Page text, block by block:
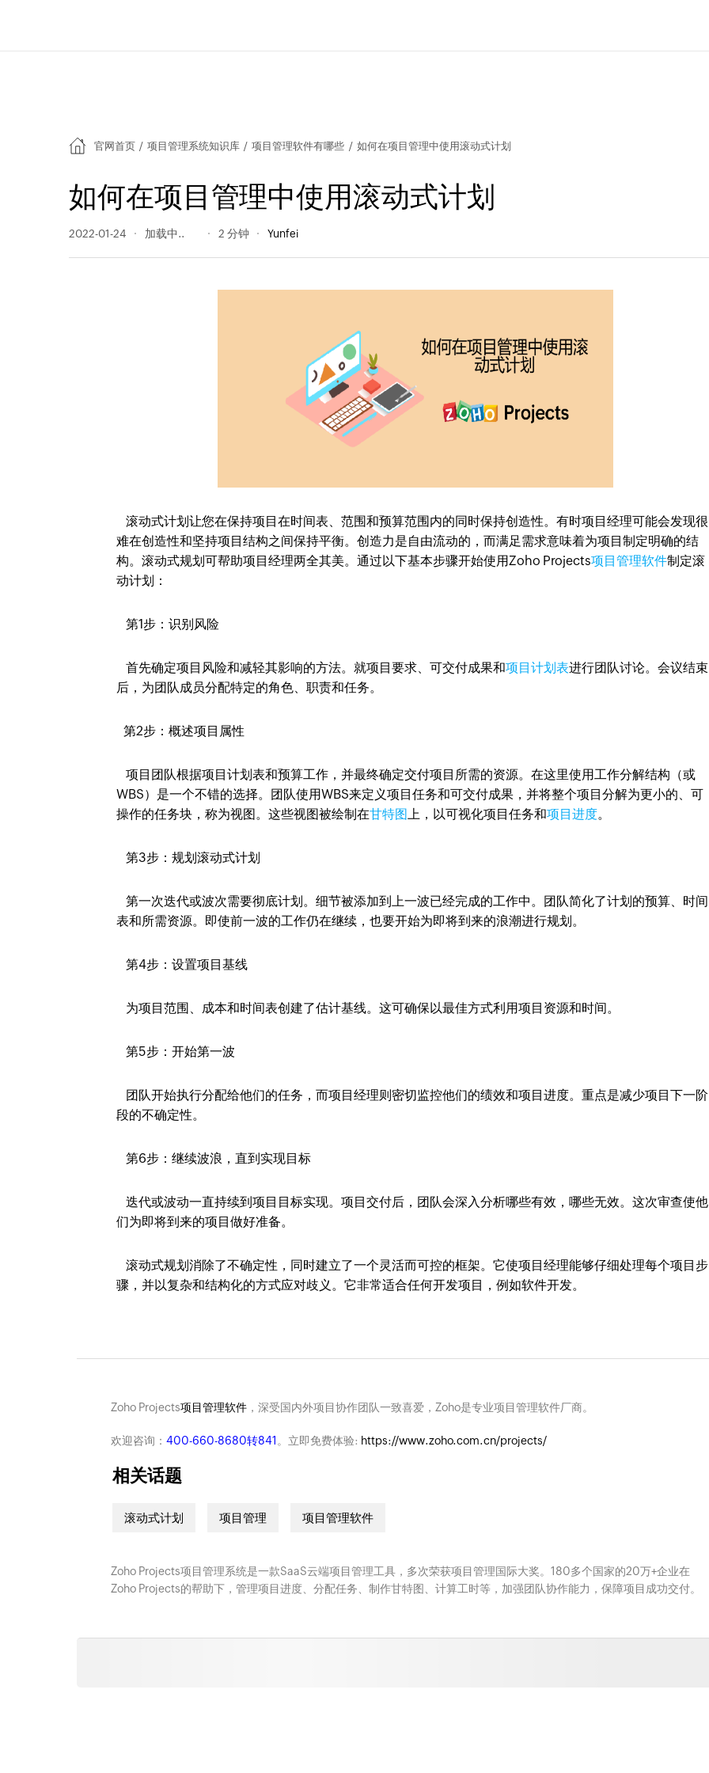
官网首页 / 项目管理系统知识库 / 项目管理软件有哪些 / 如何在项目管理中使用滚动式计划
如何在项目管理中使用滚动式计划
2022-01-24 746 阅读量 2 分钟 Yunfei
滚动式计划让您在保持项目在时间表、范围和预算范围内的同时保持创造性。有时项目经理可能会发现很
难在创造性和坚持项目结构之间保持平衡。创造力是自由流动的，而满足需求意味着为项目制定明确的结
构。滚动式规划可帮助项目经理两全其美。通过以下基本步骤开始使用Zoho Projects项目管理软件制定滚
动计划：
第1步：识别风险
首先确定项目风险和减轻其影响的方法。就项目要求、可交付成果和项目计划表进行团队讨论。会议结束
后，为团队成员分配特定的角色、职责和任务。
第2步：概述项目属性
项目团队根据项目计划表和预算工作，并最终确定交付项目所需的资源。在这里使用工作分解结构（或
WBS）是一个不错的选择。团队使用WBS来定义项目任务和可交付成果，并将整个项目分解为更小的、可
操作的任务块，称为视图。这些视图被绘制在甘特图上，以可视化项目任务和项目进度。
第3步：规划滚动式计划
第一次迭代或波次需要彻底计划。细节被添加到上一波已经完成的工作中。团队简化了计划的预算、时间
表和所需资源。即使前一波的工作仍在继续，也要开始为即将到来的浪潮进行规划。
第4步：设置项目基线
为项目范围、成本和时间表创建了估计基线。这可确保以最佳方式利用项目资源和时间。
第5步：开始第一波
团队开始执行分配给他们的任务，而项目经理则密切监控他们的绩效和项目进度。重点是减少项目下一阶
段的不确定性。
第6步：继续波浪，直到实现目标
迭代或波动一直持续到项目目标实现。项目交付后，团队会深入分析哪些有效，哪些无效。这次审查使他
们为即将到来的项目做好准备。
滚动式规划消除了不确定性，同时建立了一个灵活而可控的框架。它使项目经理能够仔细处理每个项目步
骤，并以复杂和结构化的方式应对歧义。它非常适合任何开发项目，例如软件开发。
Zoho Projects项目管理软件，深受国内外项目协作团队一致喜爱，Zoho是专业项目管理软件厂商。
欢迎咨询： 400-660-8680转841 。立即免费体验: https://www.zoho.com.cn/projects/
相关话题
滚动式计划 项目管理 项目管理软件
Zoho Projects项目管理系统是一款SaaS云端项目管理工具，多次荣获项目管理国际大奖。180多个国家的20万+企业在
Zoho Projects的帮助下，管理项目进度、分配任务、制作甘特图、计算工时等，加强团队协作能力，保障项目成功交付。